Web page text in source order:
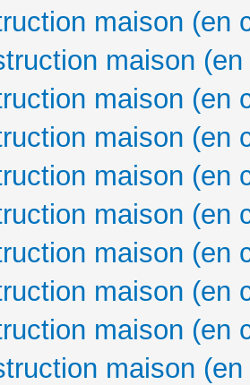
maison (en
maison
maison (en
maison (en
maison (en
maison (en
maison (en
maison (en
maison (en
maison